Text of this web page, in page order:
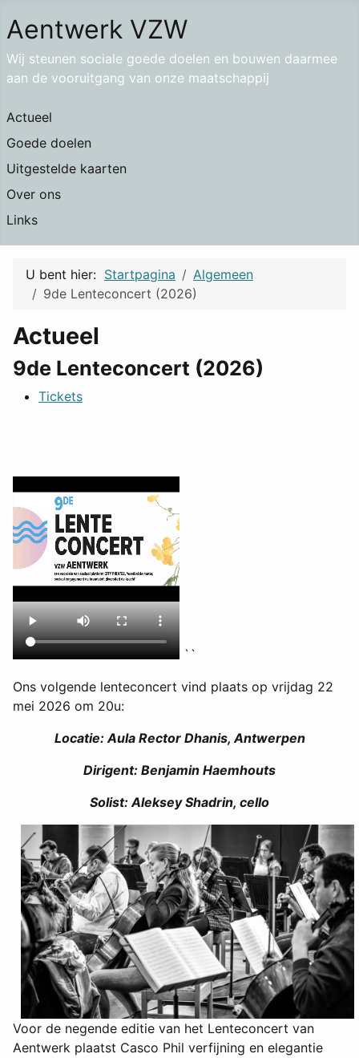
Aentwerk VZW
Wij steunen sociale goede doelen en bouwen daarmee
aan de vooruitgang van onze maatschappij
Actueel
Goede doelen
Uitgestelde kaarten
Over ons
Links
U bent hier: Startpagina
Algemeen
9de Lenteconcert (2026)
Actueel
9de Lenteconcert (2026)
Tickets
``
Ons volgende lenteconcert vind plaats op vrijdag 22
mei 2026 om 20u:
Locatie: Aula Rector Dhanis, Antwerpen
Dirigent: Benjamin Haemhouts
Solist: Aleksey Shadrin, cello
Voor de negende editie van het Lenteconcert van
Aentwerk plaatst Casco Phil verfijning en elegantie